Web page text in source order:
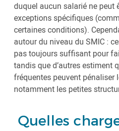
duquel aucun salarié ne peut
exceptions spécifiques
certaines conditions).
autour du niveau du SMIC :
pas toujours suffisant pour
tandis que d’autres estiment
fréquentes peuvent pénaliser
notamment les petites
Quelles